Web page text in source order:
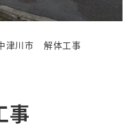
津川市 解体工事
事